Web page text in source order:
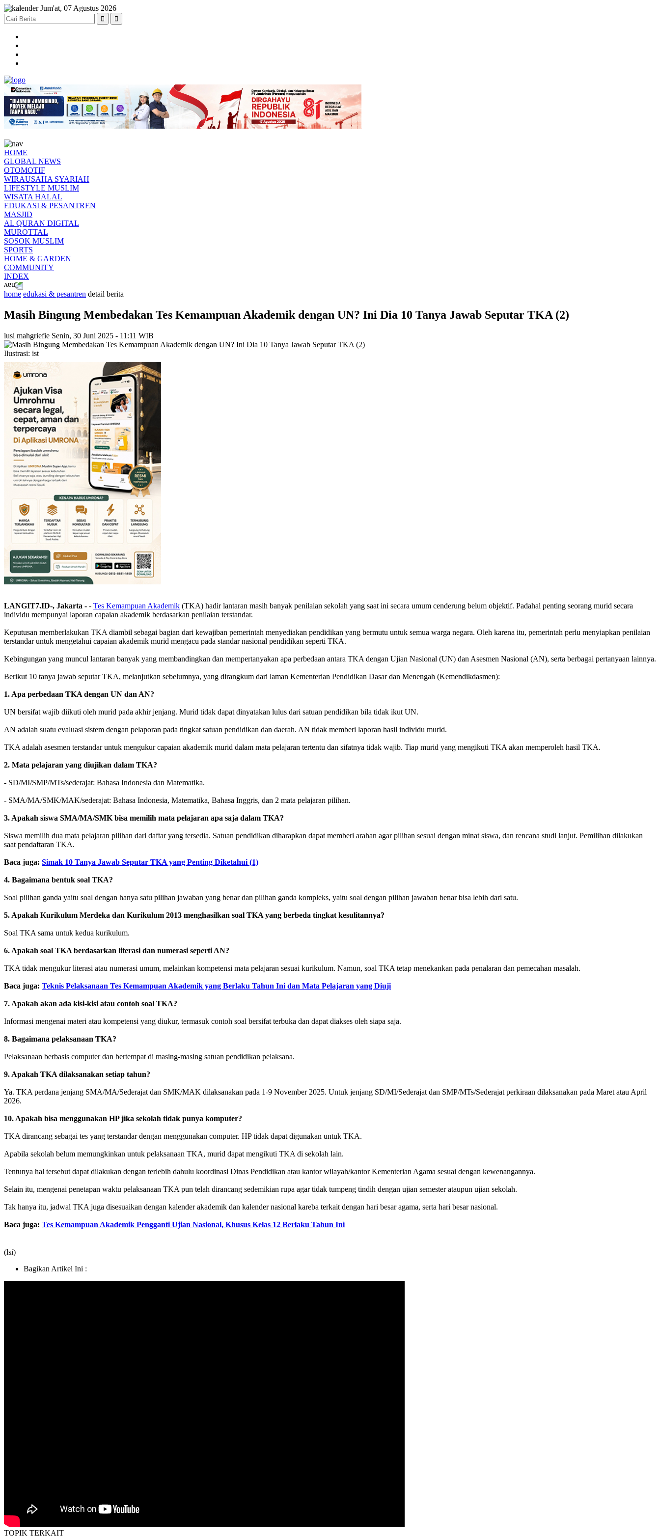
Jum'at, 07 Agustus 2026
HOME
GLOBAL NEWS
OTOMOTIF
WIRAUSAHA SYARIAH
LIFESTYLE MUSLIM
WISATA HALAL
EDUKASI & PESANTREN
MASJID
AL QURAN DIGITAL
MUROTTAL
SOSOK MUSLIM
SPORTS
HOME & GARDEN
COMMUNITY
INDEX
home edukasi & pesantren detail berita
Masih Bingung Membedakan Tes Kemampuan Akademik dengan UN? Ini Dia 10 Tanya Jawab Seputar TKA (2)
lusi mahgriefie Senin, 30 Juni 2025 - 11:11 WIB
Ilustrasi: ist
LANGIT7.ID-, Jakarta - - Tes Kemampuan Akademik (TKA) hadir lantaran masih banyak penilaian sekolah yang saat ini secara umum cenderung belum objektif. Padahal penting seorang murid secara
individu mempunyai laporan capaian akademik berdasarkan penilaian terstandar.
Keputusan memberlakukan TKA diambil sebagai bagian dari kewajiban pemerintah menyediakan pendidikan yang bermutu untuk semua warga negara. Oleh karena itu, pemerintah perlu menyiapkan penilaian
terstandar untuk mengetahui capaian akademik murid mengacu pada standar nasional pendidikan seperti TKA.
Kebingungan yang muncul lantaran banyak yang membandingkan dan mempertanyakan apa perbedaan antara TKA dengan Ujian Nasional (UN) dan Asesmen Nasional (AN), serta berbagai pertanyaan lainnya.
Berikut 10 tanya jawab seputar TKA, melanjutkan sebelumnya, yang dirangkum dari laman Kementerian Pendidikan Dasar dan Menengah (Kemendikdasmen):
1. Apa perbedaan TKA dengan UN dan AN?
UN bersifat wajib diikuti oleh murid pada akhir jenjang. Murid tidak dapat dinyatakan lulus dari satuan pendidikan bila tidak ikut UN.
AN adalah suatu evaluasi sistem dengan pelaporan pada tingkat satuan pendidikan dan daerah. AN tidak memberi laporan hasil individu murid.
TKA adalah asesmen terstandar untuk mengukur capaian akademik murid dalam mata pelajaran tertentu dan sifatnya tidak wajib. Tiap murid yang mengikuti TKA akan memperoleh hasil TKA.
2. Mata pelajaran yang diujikan dalam TKA?
- SD/MI/SMP/MTs/sederajat: Bahasa Indonesia dan Matematika.
- SMA/MA/SMK/MAK/sederajat: Bahasa Indonesia, Matematika, Bahasa Inggris, dan 2 mata pelajaran pilihan.
3. Apakah siswa SMA/MA/SMK bisa memilih mata pelajaran apa saja dalam TKA?
Siswa memilih dua mata pelajaran pilihan dari daftar yang tersedia. Satuan pendidikan diharapkan dapat memberi arahan agar pilihan sesuai dengan minat siswa, dan rencana studi lanjut. Pemilihan dilakukan
saat pendaftaran TKA.
Baca juga: Simak 10 Tanya Jawab Seputar TKA yang Penting Diketahui (1)
4. Bagaimana bentuk soal TKA?
Soal pilihan ganda yaitu soal dengan hanya satu pilihan jawaban yang benar dan pilihan ganda kompleks, yaitu soal dengan pilihan jawaban benar bisa lebih dari satu.
5. Apakah Kurikulum Merdeka dan Kurikulum 2013 menghasilkan soal TKA yang berbeda tingkat kesulitannya?
Soal TKA sama untuk kedua kurikulum.
6. Apakah soal TKA berdasarkan literasi dan numerasi seperti AN?
TKA tidak mengukur literasi atau numerasi umum, melainkan kompetensi mata pelajaran sesuai kurikulum. Namun, soal TKA tetap menekankan pada penalaran dan pemecahan masalah.
Baca juga: Teknis Pelaksanaan Tes Kemampuan Akademik yang Berlaku Tahun Ini dan Mata Pelajaran yang Diuji
7. Apakah akan ada kisi-kisi atau contoh soal TKA?
Informasi mengenai materi atau kompetensi yang diukur, termasuk contoh soal bersifat terbuka dan dapat diakses oleh siapa saja.
8. Bagaimana pelaksanaan TKA?
Pelaksanaan berbasis computer dan bertempat di masing-masing satuan pendidikan pelaksana.
9. Apakah TKA dilaksanakan setiap tahun?
Ya. TKA perdana jenjang SMA/MA/Sederajat dan SMK/MAK dilaksanakan pada 1-9 November 2025. Untuk jenjang SD/MI/Sederajat dan SMP/MTs/Sederajat perkiraan dilaksanakan pada Maret atau April
2026.
10. Apakah bisa menggunakan HP jika sekolah tidak punya komputer?
TKA dirancang sebagai tes yang terstandar dengan menggunakan computer. HP tidak dapat digunakan untuk TKA.
Apabila sekolah belum memungkinkan untuk pelaksanaan TKA, murid dapat mengikuti TKA di sekolah lain.
Tentunya hal tersebut dapat dilakukan dengan terlebih dahulu koordinasi Dinas Pendidikan atau kantor wilayah/kantor Kementerian Agama sesuai dengan kewenangannya.
Selain itu, mengenai penetapan waktu pelaksanaan TKA pun telah dirancang sedemikian rupa agar tidak tumpeng tindih dengan ujian semester ataupun ujian sekolah.
Tak hanya itu, jadwal TKA juga disesuaikan dengan kalender akademik dan kalender nasional kareba terkait dengan hari besar agama, serta hari besar nasional.
Baca juga: Tes Kemampuan Akademik Pengganti Ujian Nasional, Khusus Kelas 12 Berlaku Tahun Ini
(lsi)
Bagikan Artikel Ini :
TOPIK TERKAIT